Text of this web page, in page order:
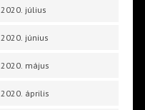
2020. július
2020. június
2020. május
2020. április